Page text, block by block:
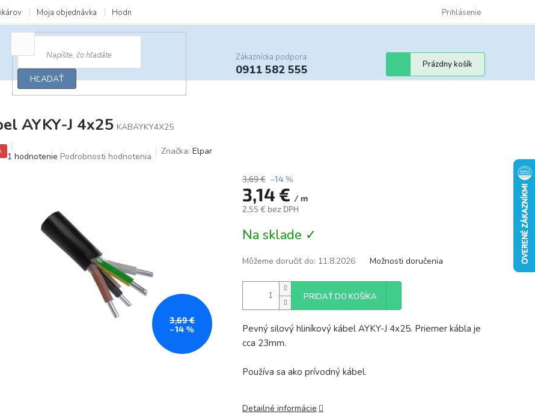
Moja objednávka Hodnotenie obchodu Obchodné podmienky
Prihlásenie
HĽADAŤ
Zákaznícka podpora:
0911 582 555
Nákupný
košík
Prázdny košík
AYKY-J 4x25 KABAYKY4X25
Priemerné
hviezdičiek.
1 hodnotenie Podrobnosti hodnotenia Značka:Elpar
3,69 €
–14 %
3,69 € –14 %
3,14 € / m
2,55 € bez DPH
cena:
Na sklade ✓
Môžeme doručiť do: 11.8.2026 Možnosti doručenia
PRIDAŤ DO KOŠÍKA
Pevný silový hliníkový kábel AYKY-J 4x25. Priemer kábla je
cca 23mm.
Používa sa ako prívodný kábel.
Detailné informácie